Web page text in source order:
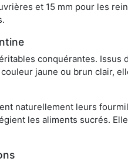
et 15 mm pour les
conquérantes. Issus
jaune ou brun clair,
naturellement leurs
les aliments sucrés.